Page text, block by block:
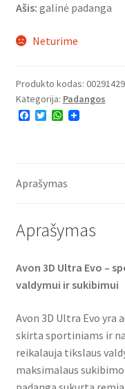
Ašis: galinė padanga
Neturime
Produkto kodas:
Kategorija: Padangos
F
o
T
r
W
p
Aprašymas
Aprašymas
Avon 3D Ultra Evo –
valdymui ir sukibimui
Avon 3D Ultra Evo yra
skirta sportiniams ir
reikalauja tikslaus
maksimalaus